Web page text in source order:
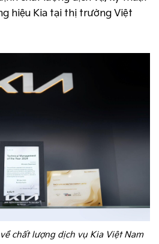
hiệu Kia tại thị trường Việt
chất lượng dịch vụ Kia Việt Nam